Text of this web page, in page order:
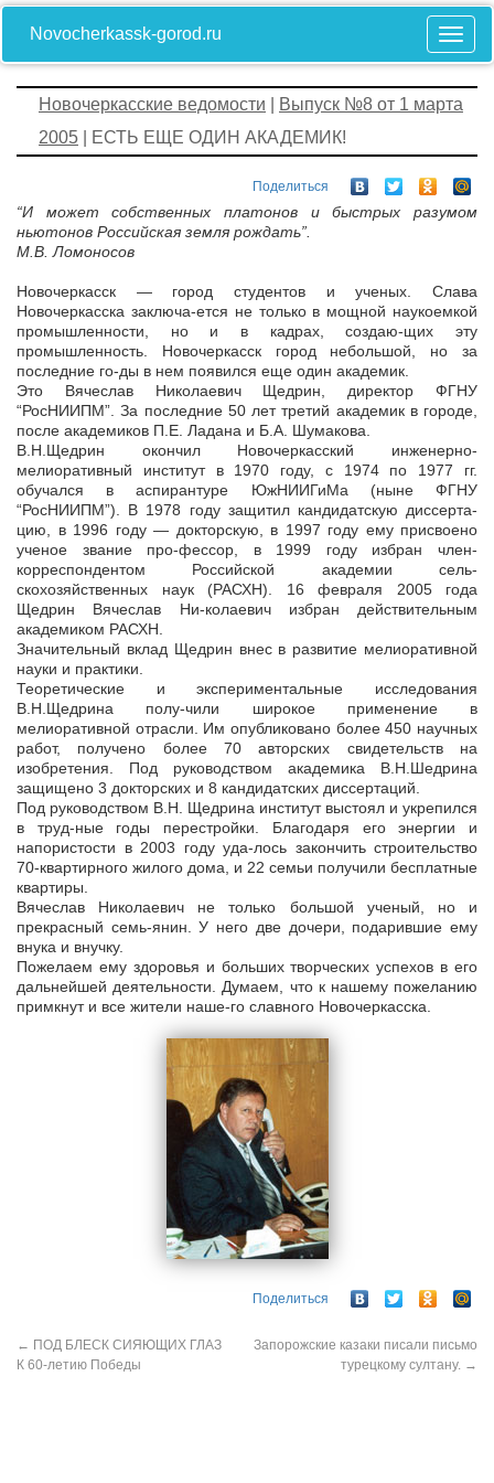
Novocherkassk-gorod.ru
Новочеркасские ведомости
Выпуск №8 от 1 марта
2005 | ЕСТЬ ЕЩЕ ОДИН АКАДЕМИК!
Поделиться
“И может собственных платонов и быстрых разумом
ньютонов Российская земля рождать”.
М.В. Ломоносов
Новочеркасск — город студентов и ученых. Слава
Новочеркасска заключа-ется не только в мощной наукоемкой
промышленности, но и в кадрах, создаю-щих эту
промышленность. Новочеркасск город небольшой, но за
последние го-ды в нем появился еще один академик.
Это Вячеслав Николаевич Щедрин, директор ФГНУ
“РосНИИПМ”. За последние 50 лет третий академик в городе,
после академиков П.Е. Ладана и Б.А. Шумакова.
В.Н.Щедрин окончил Новочеркасский инженерно-
мелиоративный институт в 1970 году, с 1974 по 1977 гг.
обучался в аспирантуре ЮжНИИГиМа (ныне ФГНУ
“РосНИИПМ”). В 1978 году защитил кандидатскую диссерта-
цию, в 1996 году — докторскую, в 1997 году ему присвоено
ученое звание про-фессор, в 1999 году избран член-
корреспондентом Российской академии сель-
скохозяйственных наук (РАСХН). 16 февраля 2005 года
Щедрин Вячеслав Ни-колаевич избран действительным
академиком РАСХН.
Значительный вклад Щедрин внес в развитие мелиоративной
науки и практики.
Теоретические и экспериментальные исследования
В.Н.Щедрина полу-чили широкое применение в
мелиоративной отрасли. Им опубликовано более 450 научных
работ, получено более 70 авторских свидетельств на
изобретения. Под руководством академика В.Н.Шедрина
защищено 3 докторских и 8 кандидатских диссертаций.
Под руководством В.Н. Щедрина институт выстоял и укрепился
в труд-ные годы перестройки. Благодаря его энергии и
напористости в 2003 году уда-лось закончить строительство
70-квартирного жилого дома, и 22 семьи получили бесплатные
квартиры.
Вячеслав Николаевич не только большой ученый, но и
прекрасный семь-янин. У него две дочери, подарившие ему
внука и внучку.
Пожелаем ему здоровья и больших творческих успехов в его
дальнейшей деятельности. Думаем, что к нашему пожеланию
примкнут и все жители наше-го славного Новочеркасска.
Поделиться
← ПОД БЛЕСК СИЯЮЩИХ ГЛАЗ
К 60-летию Победы
Запорожские казаки писали письмо
турецкому султану. →